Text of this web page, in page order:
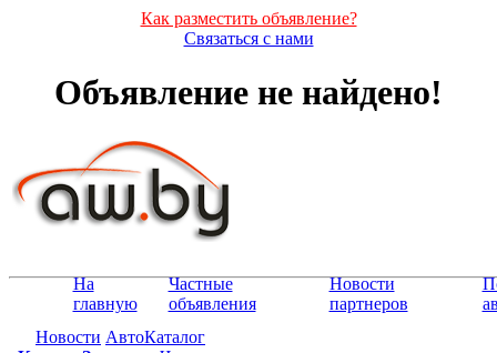
Как разместить объявление?
Связаться с нами
Объявление не найдено!
На
главную
Частные
объявления
Новости
партнеров
Новости АвтоКаталог